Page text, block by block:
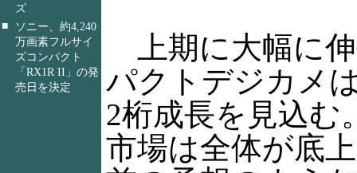
ズ
■
ソニー、約4,240
万画素フルサイ
ズコンパクト
「RX1R II」の発
売日を決定
上期に大幅に
パクトデジカメ
2桁成長を見込む
市場は全体が底